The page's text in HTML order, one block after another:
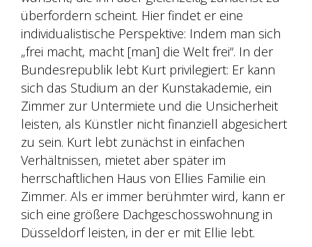
überfordern scheint. Hier findet er eine
individualistische Perspektive: Indem man sich
„frei macht, macht [man] die Welt frei“. In der
Bundesrepublik lebt Kurt privilegiert: Er kann
sich das Studium an der Kunstakademie, ein
Zimmer zur Untermiete und die Unsicherheit
leisten, als Künstler nicht finanziell abgesichert
zu sein. Kurt lebt zunächst in einfachen
Verhältnissen, mietet aber später im
herrschaftlichen Haus von Ellies Familie ein
Zimmer. Als er immer berühmter wird, kann er
sich eine größere Dachgeschosswohnung in
Düsseldorf leisten, in der er mit Ellie lebt.